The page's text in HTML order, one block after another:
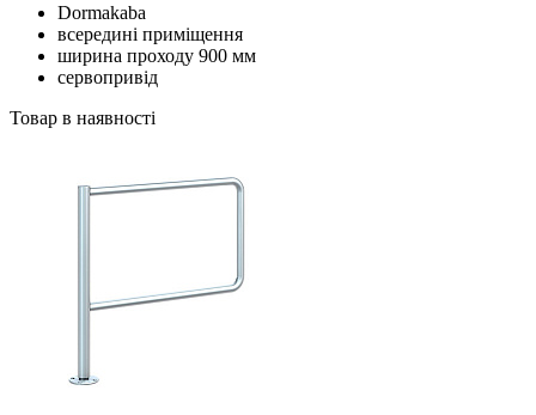
Dormakaba
всередині приміщення
ширина проходу 900 мм
сервопривід
Товар в наявності